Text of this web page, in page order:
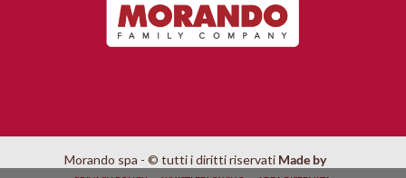
Morando spa - © tutti i diritti riservati Made by